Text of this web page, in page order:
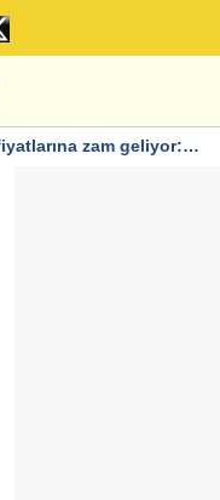
zam geliyor: